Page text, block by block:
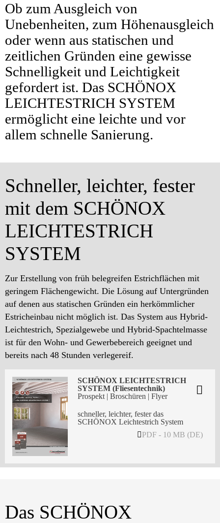
Ob zum Ausgleich von
Unebenheiten, zum Höhenausgleich
oder wenn aus statischen und
zeitlichen Gründen eine gewisse
Schnelligkeit und Leichtigkeit
gefordert ist. Das SCHÖNOX
LEICHTESTRICH SYSTEM
ermöglicht eine leichte und vor
allem schnelle Sanierung.
Schneller, leichter, fester
mit dem SCHÖNOX
LEICHTESTRICH
SYSTEM
Zur Erstellung von früh belegreifen Estrichflächen mit
geringem Flächengewicht. Die Lösung auf Untergründen
auf denen aus statischen Gründen ein herkömmlicher
Estricheinbau nicht möglich ist. Das System aus Hybrid-
Leichtestrich, Spezialgewebe und Hybrid-Spachtelmasse
ist für den Wohn- und Gewerbebereich geeignet und
bereits nach 48 Stunden verlegereif.
SCHÖNOX LEICHTESTRICH
SYSTEM (Fliesentechnik)
Prospekt | Broschüren | Flyer
schneller, leichter, fester das
SCHÖNOX Leichtestrich System
PDF - 10 MB (DE)
Das SCHÖNOX